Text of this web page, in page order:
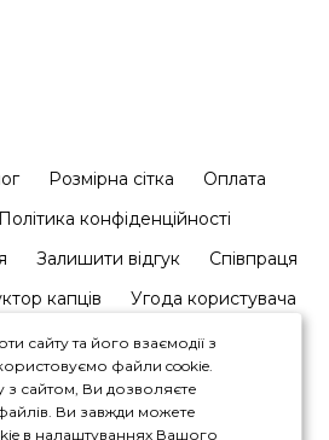
Розмірна сітка
Оплата
Політика конфіденційності
Залишити відгук
Співпраця
капців Угода користувача
сайту та його взаємодії з
файли cookie.
сайтом, Ви дозволяєте
Ви завжди можете
в налаштуваннях Вашого